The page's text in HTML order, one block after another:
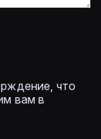
что
вам в